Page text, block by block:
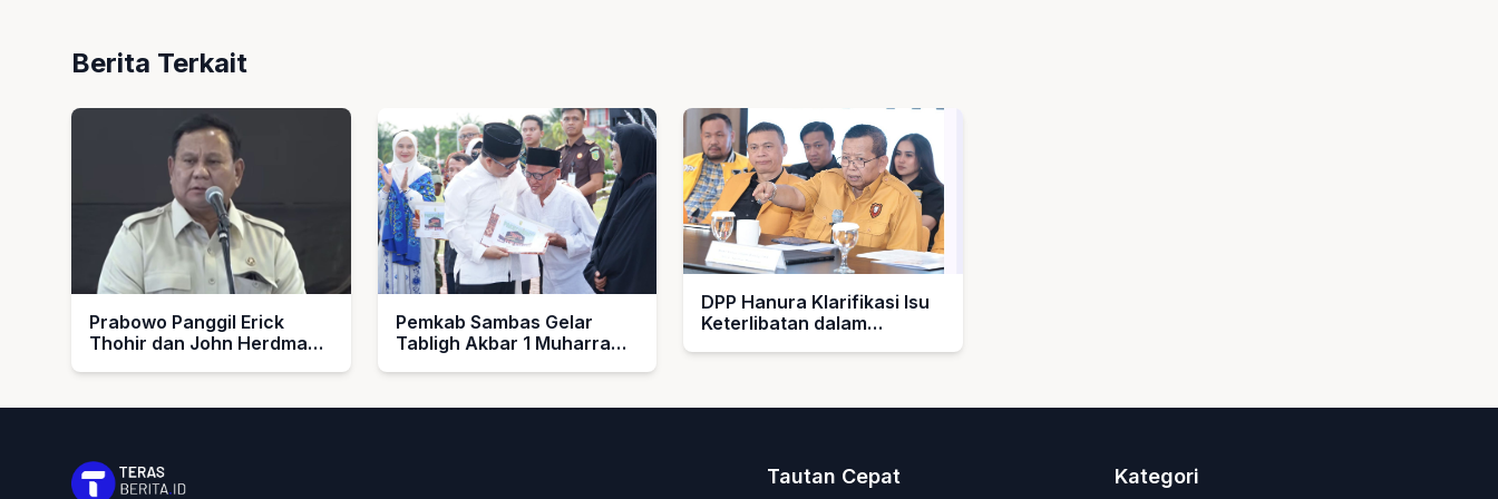
Berita Terkait
Prabowo Panggil Erick
Thohir dan John Herdman,
Pemkab Sambas Gelar
Tabligh Akbar 1 Muharram
dan Imam Masjid
DPP Hanura Klarifikasi Isu
Keterlibatan dalam
Tautan Cepat Kategori